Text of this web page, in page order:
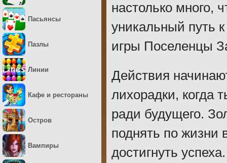
настолько много,
уникальный путь
игры Поселенцы
Действия
лихорадки, когда
ради будущего.
поднять по жизни
достигнуть
Пасьянсы
Пазлы
Линии
Кафе и рестораны
Остров
Вампиры